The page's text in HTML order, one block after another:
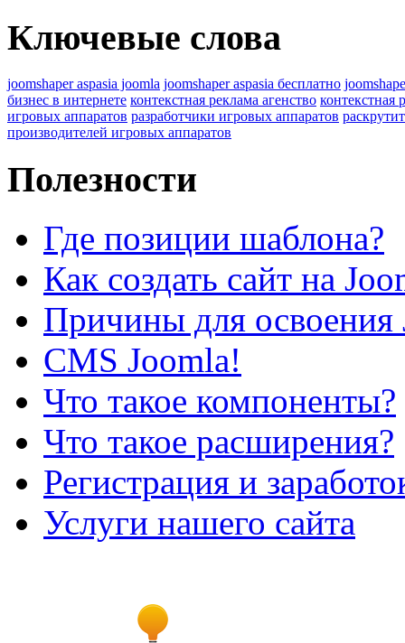
Ключевые слова
joomshaper aspasia joomla joomshaper aspasia бесплатно
бизнес в интернете контекстная реклама агенство контекстная
игровых аппаратов разработчики игровых аппаратов
производителей игровых аппаратов
Полезности
Где позиции шаблона?
Как создать сайт на
Причины для освоения
CMS Joomla!
Что такое компоненты?
Что такое расширения?
Регистрация и
Услуги нашего сайта